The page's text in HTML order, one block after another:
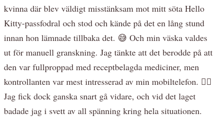
kvinna där blev väldigt misstänksam mot mitt söta Hello
Kitty-passfodral och stod och kände på det en lång stund
innan hon lämnade tillbaka det. 😅 Och min väska valdes
ut för manuell granskning. Jag tänkte att det berodde på att
den var fullproppad med receptbelagda mediciner, men
kontrollanten var mest intresserad av min mobiltelefon. 🤷‍♀️
Jag fick dock ganska snart gå vidare, och vid det laget
badade jag i svett av all spänning kring hela situationen.